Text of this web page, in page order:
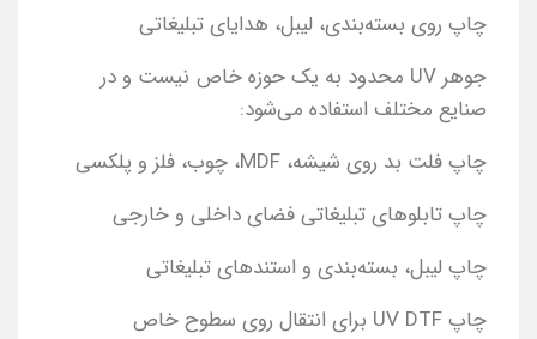
چاپ روی بسته‌بندی، لیبل، هدایای تبلیغاتی
جوهر UV محدود به یک حوزه خاص نیست و در
صنایع مختلف استفاده می‌شود:
چاپ فلت بد روی شیشه، MDF، چوب، فلز و پلکسی
چاپ تابلوهای تبلیغاتی فضای داخلی و خارجی
چاپ لیبل، بسته‌بندی و استندهای تبلیغاتی
چاپ UV DTF برای انتقال روی سطوح خاص